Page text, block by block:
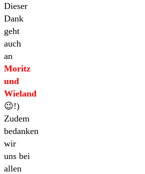
Dieser
Dank
geht
auch
an
Moritz
und
Wieland
😉!)
Zudem
bedanken
wir
uns bei
allen